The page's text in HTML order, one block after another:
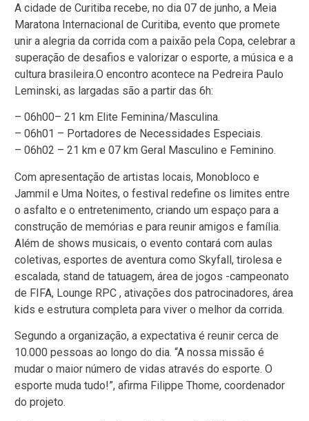
A cidade de Curitiba recebe, no dia 07 de junho, a Meia
Maratona Internacional de Curitiba, evento que promete
unir a alegria da corrida com a paixão pela Copa, celebrar a
superação de desafios e valorizar o esporte, a música e a
cultura brasileira.O encontro acontece na Pedreira Paulo
Leminski, as largadas são a partir das 6h:
– 06h00– 21 km Elite Feminina/Masculina.
– 06h01 – Portadores de Necessidades Especiais.
– 06h02 – 21 km e 07 km Geral Masculino e Feminino.
Com apresentação de artistas locais, Monobloco e
Jammil e Uma Noites, o festival redefine os limites entre
o asfalto e o entretenimento, criando um espaço para a
construção de memórias e para reunir amigos e família.
Além de shows musicais, o evento contará com aulas
coletivas, esportes de aventura como Skyfall, tirolesa e
escalada, stand de tatuagem, área de jogos -campeonato
de FIFA, Lounge RPC , ativações dos patrocinadores, área
kids e estrutura completa para viver o melhor da corrida.
Segundo a organização, a expectativa é reunir cerca de
10.000 pessoas ao longo do dia. “A nossa missão é
mudar o maior número de vidas através do esporte. O
esporte muda tudo!”, afirma Filippe Thome, coordenador
do projeto.